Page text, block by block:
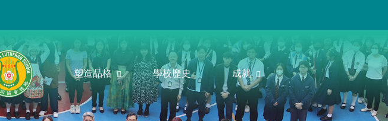
塑造品格 學校歷史 成就